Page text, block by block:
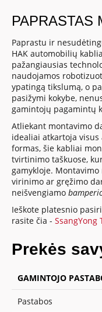
PAPRASTAS
Paprastu ir
HAK automobilių
pažangiausias
naudojamos
ypatingą tikslumą, o
pasižymi kokybe,
gamintojų pagamintų
Atliekant montavimo
idealiai atkartoja
formas, šie kabliai
tvirtinimo taškuose,
gamykloje.
virinimo ar gręžimo
neišvengiamo
Ieškote platesnio
rasite čia -
Prekės
GAMINTOJO
Pastabos